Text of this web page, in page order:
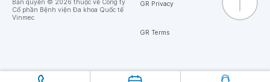
Bản quyền © 2026 thuộc về Công ty
Cổ phần Bệnh viện Đa khoa Quốc tế
Vinmec
GR Privacy
GR Terms